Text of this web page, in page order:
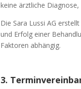
keine ärztliche
Die Sara Lussi AG
und Erfolg einer
Faktoren abhängig.
3.